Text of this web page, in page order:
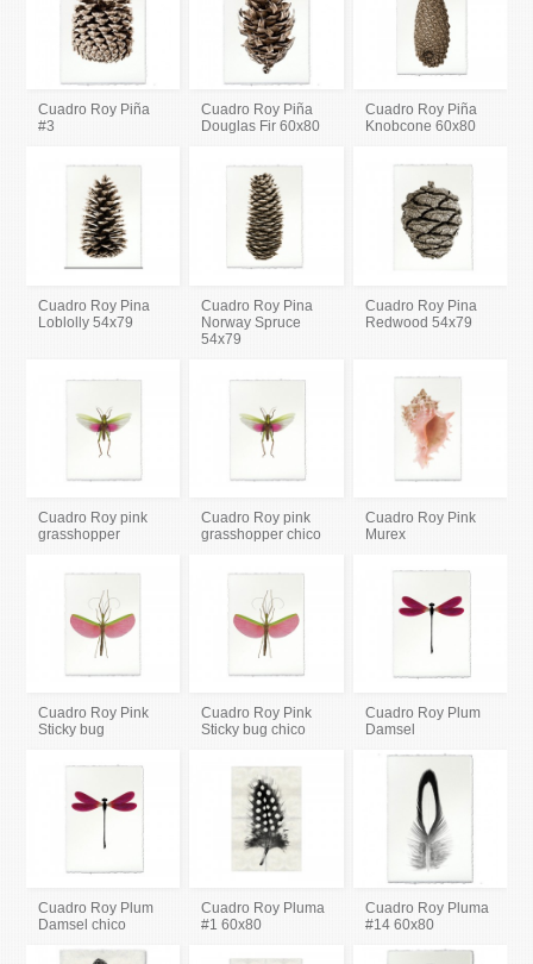
Cuadro Roy Piña
#3
Cuadro Roy Piña
Douglas Fir 60x80
Cuadro Roy Piña
Knobcone 60x80
Cuadro Roy Pina
Loblolly 54x79
Cuadro Roy Pina
Norway Spruce
54x79
Cuadro Roy Pina
Redwood 54x79
Cuadro Roy pink
grasshopper
Cuadro Roy pink
grasshopper chico
Cuadro Roy Pink
Murex
Cuadro Roy Pink
Sticky bug
Cuadro Roy Pink
Sticky bug chico
Cuadro Roy Plum
Damsel
Cuadro Roy Plum
Damsel chico
Cuadro Roy Pluma
#1 60x80
Cuadro Roy Pluma
#14 60x80